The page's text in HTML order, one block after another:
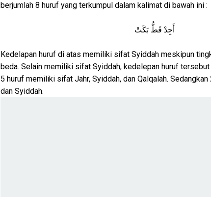
berjumlah 8 huruf yang terkumpul dalam kalimat di bawah ini :
أَجِدْ قَطُّ بَكَتْ
Kedelapan huruf di atas memiliki sifat Syiddah meskipun
beda. Selain memiliki sifat Syiddah, kedelepan huruf
5 huruf memiliki sifat Jahr, Syiddah, dan Qalqalah.
dan Syiddah.